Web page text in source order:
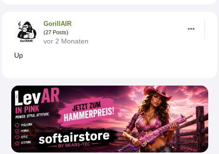
GorillAIR
(27 Posts)
vor 2 Monaten
Up